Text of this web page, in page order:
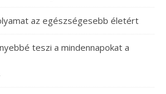
az egészségesebb életért
teszi a mindennapokat a